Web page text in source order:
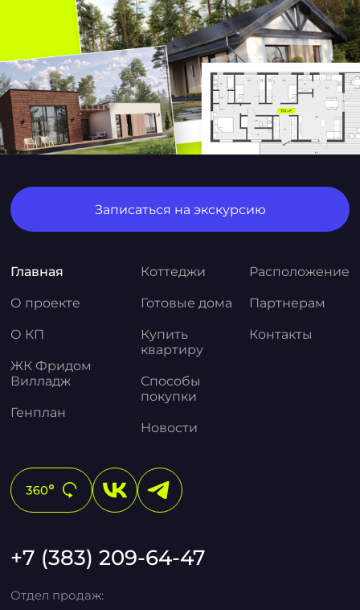
Записаться на экскурсию
Главная
О проекте
О КП
ЖК Фридом
Вилладж
Генплан
Коттеджи
Готовые дома
Купить
квартиру
Способы
покупки
Новости
Расположение
Партнерам
Контакты
+7 (383) 209-64-47
Отдел продаж: